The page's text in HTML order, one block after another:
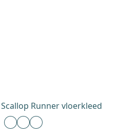
Runner vloerkleed